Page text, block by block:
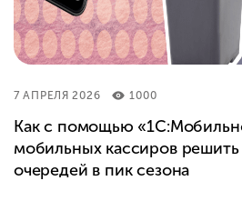
7 АПРЕЛЯ 2026 1000
Как с помощью
мобильных кассиров
очередей в пик сезона